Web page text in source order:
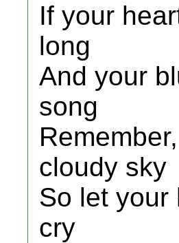
If your
long
And your
song
cloudy sky
So let your
cry